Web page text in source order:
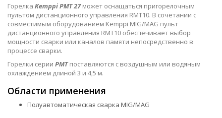
Горелка Kemppi PMT 27может оснащаться пригорелочным
пультом дистанционного управления RMT10. В сочетании с
совместимым оборудованием Kemppi MIG/MAG пульт
дистанционного управления RMT10 обеспечивает выбор
мощности сварки или каналов памяти непосредственно в
процессе сварки.
Горелки серии PMTпоставляются с воздушным или водяным
охлаждением длиной 3 и 4,5 м.
Области применения
Полуавтоматическая сварка MIG/MAG